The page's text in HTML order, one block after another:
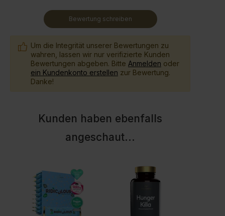
Bewertung schreiben
Um die Integrität unserer Bewertungen zu
wahren, lassen wir nur verifizierte Kunden
Bewertungen abgeben. Bitte Anmelden oder
ein Kundenkonto erstellen zur Bewertung.
Danke!
Kunden haben ebenfalls
angeschaut...